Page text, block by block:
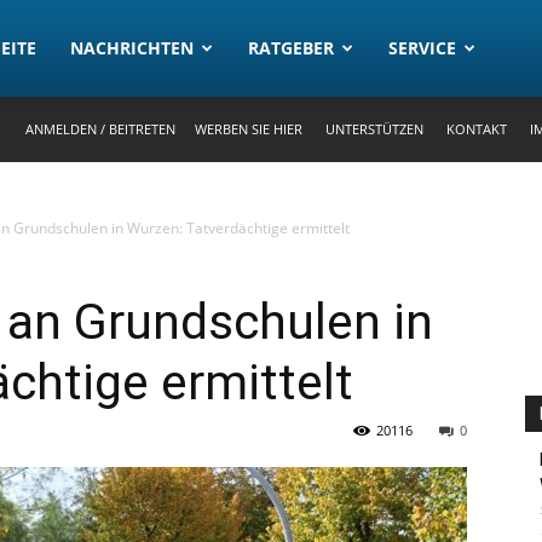
NACHRICHTEN RATGEBER SERVICE
ANMELDEN / BEITRETEN WERBEN SIE HIER UNTERSTÜTZEN KONTAKT
Grundschulen in Wurzen: Tatverdächtige ermittelt
Grundschulen in
ermittelt
0
20116